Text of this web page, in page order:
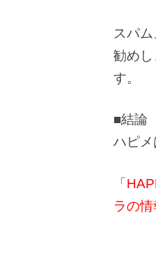
スパ
勧めし
す。
■結論
ハピメ
「
ラの